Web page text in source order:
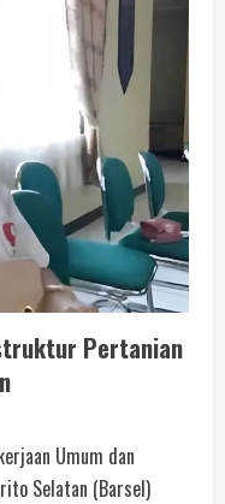
Pertanian
Umum dan
Selatan (Barsel)